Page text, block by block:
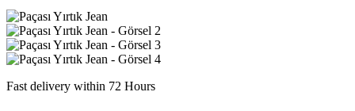
Fast delivery within 72 Hours